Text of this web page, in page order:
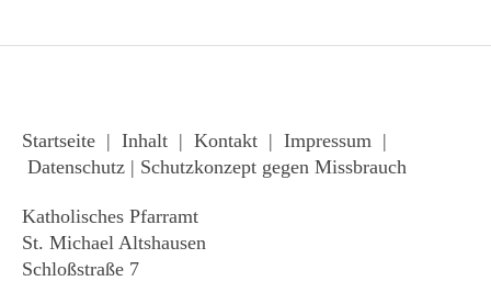
Startseite | Inhalt | Kontakt | Impressum |
Datenschutz | Schutzkonzept gegen Missbrauch
Katholisches Pfarramt
St. Michael Altshausen
Schloßstraße 7